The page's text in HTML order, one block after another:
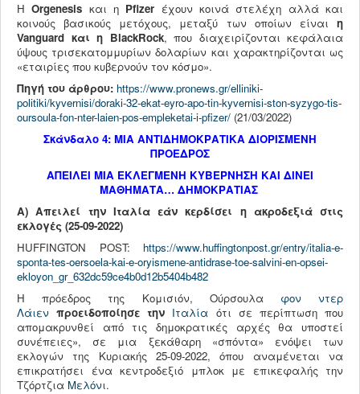
ΗOrgenesis και η Pfizer έχουν κοινά στελέχη αλλά και
κοινούς βασικούς μετόχους, μεταξύ των οποίων είναι η
Vanguard και η BlackRock, που διαχειρίζονται κεφάλαια
ύψους τρισεκατομμυρίων δολαρίων και χαρακτηρίζονται ως
«εταιρίες που κυβερνούν τον κόσμο».
Πηγή του άρθρου: https://www.pronews.gr/elliniki-
politiki/kyvernisi/doraki-32-ekat-eyro-apo-tin-kyvernisi-ston-syzygo-tis-
oursoula-fon-nter-laien-pos-empleketai-i-pfizer/ (21/03/2022)
Σκάνδαλο 4: ΜΙΑ ΑΝΤΙΔΗΜΟΚΡΑΤΙΚΑ ΔΙΟΡΙΣΜΕΝΗ
ΠΡΟΕΔΡΟΣ
ΑΠΕΙΛΕΙ ΜΙΑ ΕΚΛΕΓΜΕΝΗ ΚΥΒΕΡΝΗΣΗ ΚΑΙ ΔΙΝΕΙ
ΜΑΘΗΜΑΤΑ… ΔΗΜΟΚΡΑΤΙΑΣ
Α) Απειλεί την Ιταλία εάν κερδίσει η ακροδεξιά στις
εκλογές (25-09-2022)
HUFFINGTON POST: https://www.huffingtonpost.gr/entry/italia-e-
sponta-tes-oersoela-kai-e-oryismene-antidrase-toe-salvini-en-opsei-
ekloyon_gr_632dc59ce4b0d12b5404b482
Η πρόεδρος της Κομισιόν, Ούρσουλα φον ντερ
Λάιενπροειδοποίησε την Ιταλία ότι σε περίπτωση που
απομακρυνθεί από τις δημοκρατικές αρχές θα υποστεί
συνέπειες», σε μια ξεκάθαρη «σπόντα» ενόψει των
εκλογών της Κυριακής 25-09-2022, όπου αναμένεται να
επικρατήσει ένα κεντροδεξιό μπλοκ με επικεφαλής την
Τζόρτζια Μελόνι.